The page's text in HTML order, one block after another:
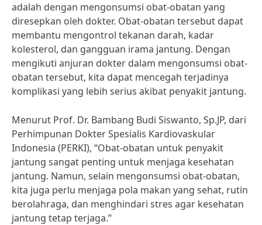
adalah dengan mengonsumsi obat-obatan yang
diresepkan oleh dokter. Obat-obatan tersebut dapat
membantu mengontrol tekanan darah, kadar
kolesterol, dan gangguan irama jantung. Dengan
mengikuti anjuran dokter dalam mengonsumsi obat-
obatan tersebut, kita dapat mencegah terjadinya
komplikasi yang lebih serius akibat penyakit jantung.
Menurut Prof. Dr. Bambang Budi Siswanto, Sp.JP, dari
Perhimpunan Dokter Spesialis Kardiovaskular
Indonesia (PERKI), “Obat-obatan untuk penyakit
jantung sangat penting untuk menjaga kesehatan
jantung. Namun, selain mengonsumsi obat-obatan,
kita juga perlu menjaga pola makan yang sehat, rutin
berolahraga, dan menghindari stres agar kesehatan
jantung tetap terjaga.”